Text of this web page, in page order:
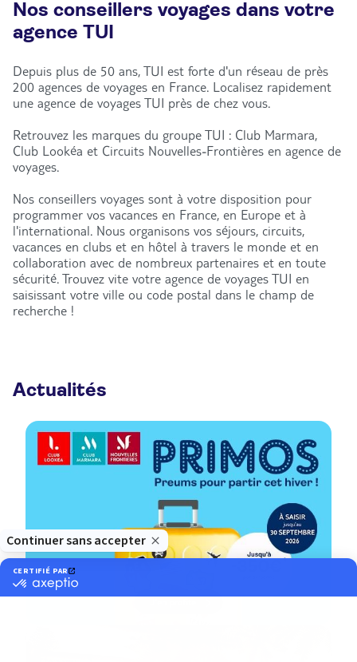
Nos conseillers voyages dans votre
agence TUI
Depuis plus de 50 ans, TUI est forte d'un réseau de près
200 agences de voyages en France. Localisez rapidement
une agence de voyages TUI près de chez vous.
Retrouvez les marques du groupe TUI : Club Marmara,
Club Lookéa et Circuits Nouvelles-Frontières en agence de
voyages.
Nos conseillers voyages sont à votre disposition pour
programmer vos vacances en France, en Europe et à
l'international. Nous organisons vos séjours, circuits,
vacances en clubs et en hôtel à travers le monde et en
collaboration avec de nombreux partenaires et en toute
sécurité. Trouvez vite votre agence de voyages TUI en
saisissant votre ville ou code postal dans le champ de
recherche !
Actualités